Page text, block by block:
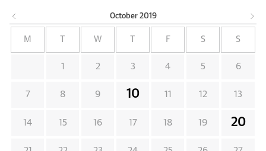
October 2019
M W F S S
1 2 3 4 5 6
7 8 9 10 11 12 13
14 15 16 17 18 19 20